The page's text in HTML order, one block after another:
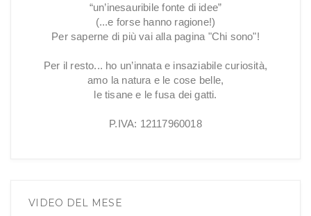
“un’inesauribile fonte di idee”
(...e forse hanno ragione!)
Per saperne di più vai alla pagina "Chi sono"!
Per il resto... ho un’innata e insaziabile curiosità,
amo la natura e le cose belle,
le tisane e le fusa dei gatti.
P.IVA: 12117960018
VIDEO DEL MESE